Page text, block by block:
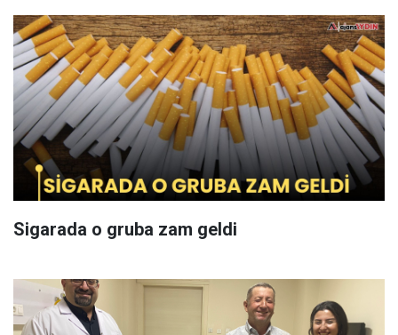
Sigarada o gruba zam geldi